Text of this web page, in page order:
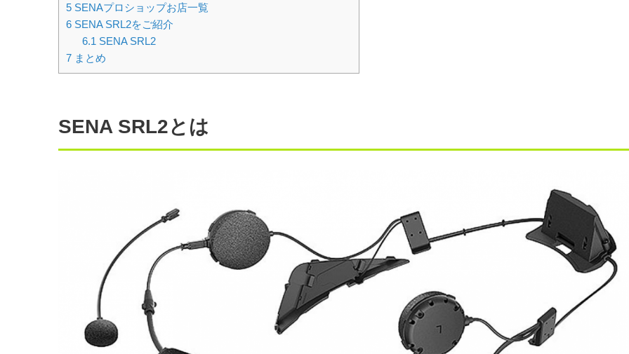
5 SENAプロショップお店一覧
6 SENA SRL2をご紹介
6.1 SENA SRL2
7 まとめ
SENA SRL2とは